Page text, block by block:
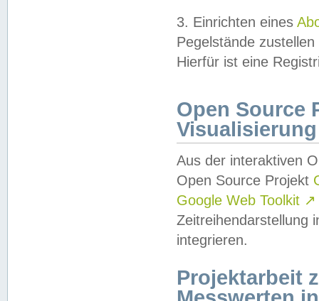
3. Einrichten eines
Pegelstände
Hierfür ist eine
Open Source
Visualisierung
Aus der interaktiven
Open Source Projekt
Google Web Toolkit ↗
Zeitreihendarstellung
integrieren.
Projektarbeit